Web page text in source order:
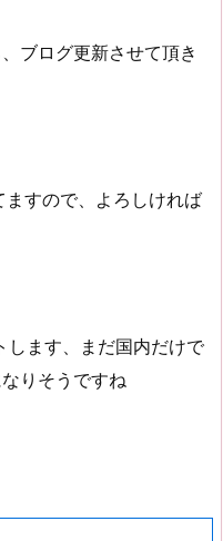
ブログ更新させて頂き
ますので、よろしければ
ます、まだ国内だけで
りそうですね